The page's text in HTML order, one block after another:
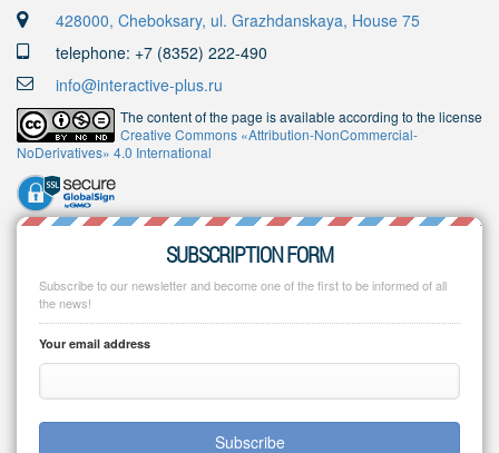
428000, Cheboksary, ul. Grazhdanskaya, House 75
telephone: +7 (8352) 222-490
info@interactive-plus.ru
The content of the page is available according to the license
Creative Commons «Attribution-NonCommercial-
NoDerivatives» 4.0 International
SUBSCRIPTION FORM
Subscribe to our newsletter and become one of the first to be informed of all
the news!
Your email address
Subscribe